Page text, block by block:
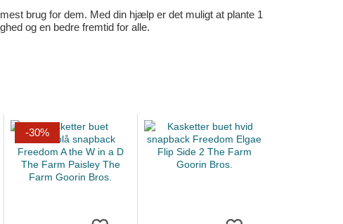
brug for dem. Med din hjælp er det muligt at plante 1
og en bedre fremtid for alle.
-30%